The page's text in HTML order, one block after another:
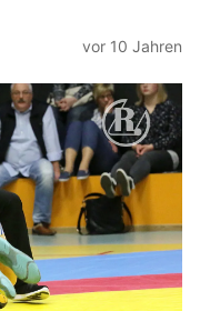
vor 10 Jahren